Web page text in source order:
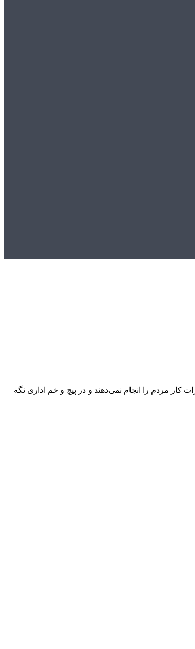
کار مردم را انجام نمی‌دهند و در پیچ و خم اداری نگه